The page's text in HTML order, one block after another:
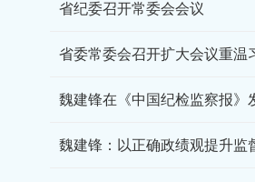
省纪委召开常委会会议
魏建锋：以正确政绩观提升监